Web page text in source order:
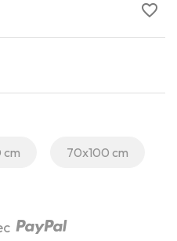
favorite_border
70x100 cm